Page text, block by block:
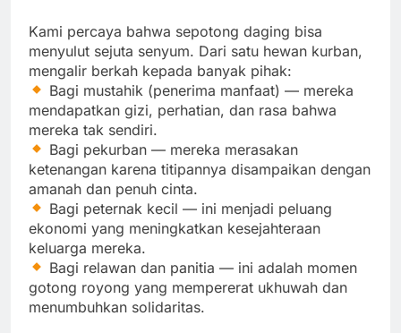
Kami percaya bahwa sepotong daging bisa
menyulut sejuta senyum. Dari satu hewan kurban,
mengalir berkah kepada banyak pihak:
Bagi mustahik (penerima manfaat) — mereka
mendapatkan gizi, perhatian, dan rasa bahwa
mereka tak sendiri.
Bagi pekurban — mereka merasakan
ketenangan karena titipannya disampaikan dengan
amanah dan penuh cinta.
Bagi peternak kecil — ini menjadi peluang
ekonomi yang meningkatkan kesejahteraan
keluarga mereka.
Bagi relawan dan panitia — ini adalah momen
gotong royong yang mempererat ukhuwah dan
menumbuhkan solidaritas.